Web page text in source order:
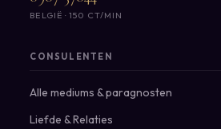
BELGIË · 150 CT/MIN
CONSULENTEN
Alle mediums & paragnosten
Liefde & Relaties